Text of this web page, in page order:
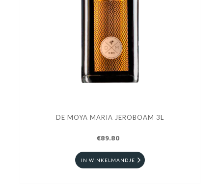
DE MOYA MARIA JEROBOAM 3L
€89.80
IN WINKELMANDJE